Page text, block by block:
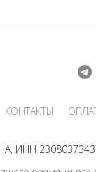
КОНТАКТЫ
ИНН